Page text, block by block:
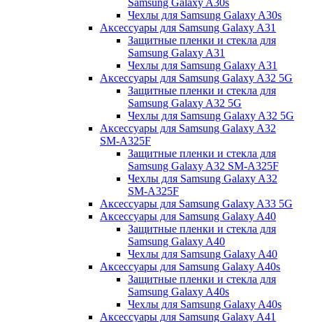
Чехлы для Samsung Galaxy A30s
Аксессуары для Samsung Galaxy A31
Защитные пленки и стекла для
Samsung Galaxy A31
Чехлы для Samsung Galaxy A31
Аксессуары для Samsung Galaxy A32 5G
Защитные пленки и стекла для
Samsung Galaxy A32 5G
Чехлы для Samsung Galaxy A32 5G
Аксессуары для Samsung Galaxy A32
SM-A325F
Защитные пленки и стекла для
Samsung Galaxy A32 SM-A325F
Чехлы для Samsung Galaxy A32
SM-A325F
Аксессуары для Samsung Galaxy A33 5G
Аксессуары для Samsung Galaxy A40
Защитные пленки и стекла для
Samsung Galaxy A40
Чехлы для Samsung Galaxy A40
Аксессуары для Samsung Galaxy A40s
Защитные пленки и стекла для
Samsung Galaxy A40s
Чехлы для Samsung Galaxy A40s
Аксессуары для Samsung Galaxy A41